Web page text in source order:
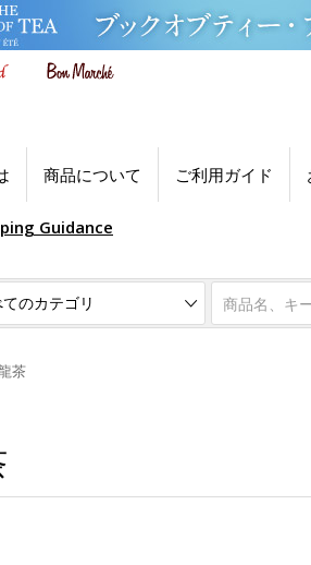
商品について ご利用ガイド
Guidance
茶